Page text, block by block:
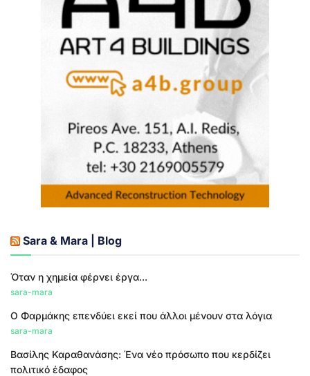
Sara & Mara | Blog
Όταν η χημεία φέρνει έργα...
sara-mara
Ο Φαρμάκης επενδύει εκεί που άλλοι μένουν στα λόγια
sara-mara
Βασίλης Καραθανάσης: Ένα νέο πρόσωπο που κερδίζει
πολιτικό έδαφος